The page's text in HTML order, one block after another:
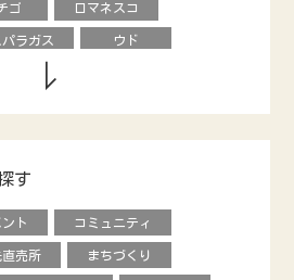
ゴ ロマネスコ
パラガス ウド
シ ブドウ
マン
鶏 オリーブ
ブルフラワー 花き
す
ト コミュニティ
売所 まちづくり